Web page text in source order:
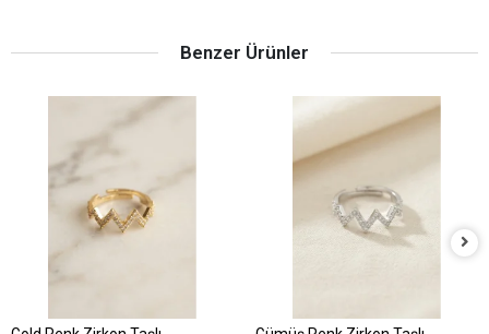
Benzer Ürünler